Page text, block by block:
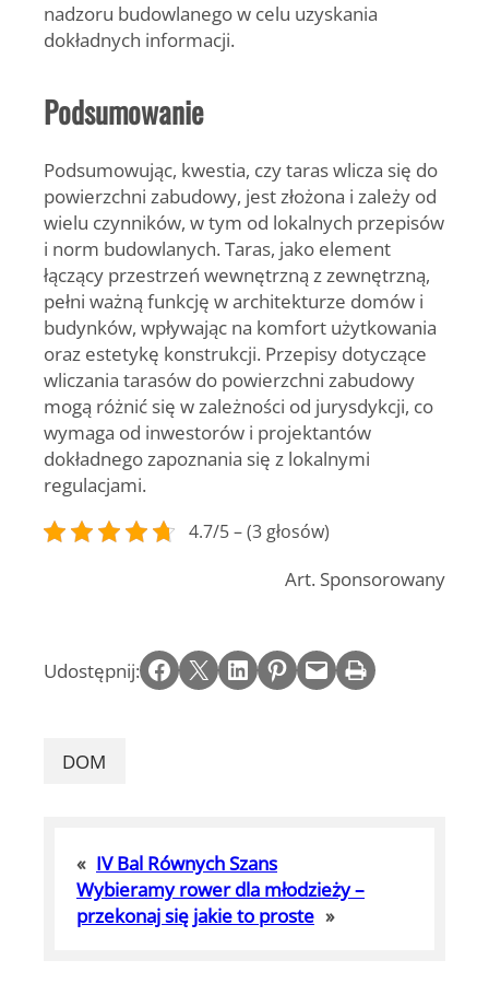
nadzoru budowlanego w celu uzyskania
dokładnych informacji.
Podsumowanie
Podsumowując, kwestia, czy taras wlicza się do
powierzchni zabudowy, jest złożona i zależy od
wielu czynników, w tym od lokalnych przepisów
i norm budowlanych. Taras, jako element
łączący przestrzeń wewnętrzną z zewnętrzną,
pełni ważną funkcję w architekturze domów i
budynków, wpływając na komfort użytkowania
oraz estetykę konstrukcji. Przepisy dotyczące
wliczania tarasów do powierzchni zabudowy
mogą różnić się w zależności od jurysdykcji, co
wymaga od inwestorów i projektantów
dokładnego zapoznania się z lokalnymi
regulacjami.
4.7/5 – (3 głosów)
Art. Sponsorowany
Udostępnij: Share on Facebook Email this Page Share on LinkedIn Share on Pinterest Email this Page Print this Page
DOM
« IV Bal Równych Szans
Wybieramy rower dla młodzieży –
przekonaj się jakie to proste »